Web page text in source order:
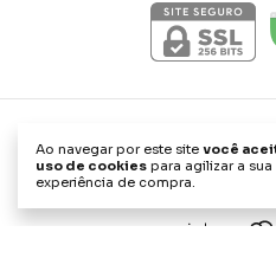
Ao navegar por este site você
uso de cookies para agilizar a sua
experiência de compra.
Phone
©2026. Phone Store Shop -